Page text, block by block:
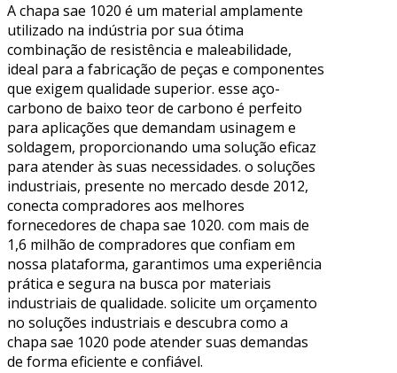
A chapa sae 1020 é um material amplamente
utilizado na indústria por sua ótima
combinação de resistência e maleabilidade,
ideal para a fabricação de peças e componentes
que exigem qualidade superior. esse aço-
carbono de baixo teor de carbono é perfeito
para aplicações que demandam usinagem e
soldagem, proporcionando uma solução eficaz
para atender às suas necessidades. o soluções
industriais, presente no mercado desde 2012,
conecta compradores aos melhores
fornecedores de chapa sae 1020. com mais de
1,6 milhão de compradores que confiam em
nossa plataforma, garantimos uma experiência
prática e segura na busca por materiais
industriais de qualidade. solicite um orçamento
no soluções industriais e descubra como a
chapa sae 1020 pode atender suas demandas
de forma eficiente e confiável.